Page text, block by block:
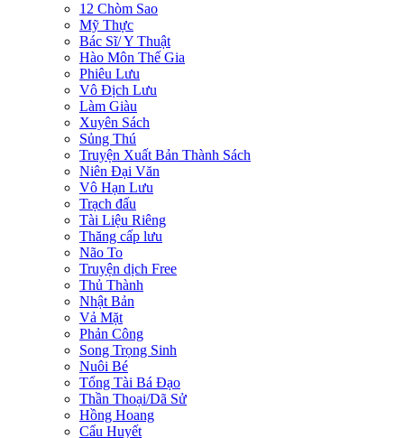
12 Chòm Sao
Mỹ Thực
Bác Sĩ/ Y Thuật
Hào Môn Thế Gia
Phiêu Lưu
Vô Địch Lưu
Làm Giàu
Xuyên Sách
Sủng Thú
Truyện Xuất Bản Thành Sách
Niên Đại Văn
Vô Hạn Lưu
Trạch đấu
Tài Liệu Riêng
Thăng cấp lưu
Não To
Truyện dịch Free
Thủ Thành
Nhật Bản
Vả Mặt
Phản Công
Song Trọng Sinh
Nuôi Bé
Tổng Tài Bá Đạo
Thần Thoại/Dã Sử
Hồng Hoang
Cẩu Huyết